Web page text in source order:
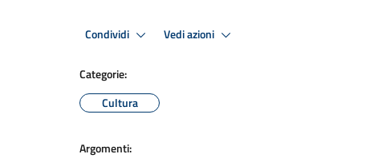
Condividi Vedi azioni
Categorie:
Cultura
Argomenti: